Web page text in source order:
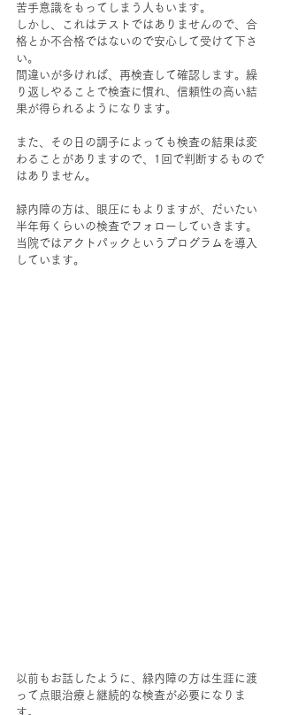
苦手意識をもってしまう人もいます。
しかし、これはテストではありませんので、合
格とか不合格ではないので安心して受けて下さ
い。
間違いが多ければ、再検査して確認します。繰
り返しやることで検査に慣れ、信頼性の高い結
果が得られるようになります。
また、その日の調子によっても検査の結果は変
わることがありますので、1回で判断するもので
はありません。
緑内障の方は、眼圧にもよりますが、だいたい
半年毎くらいの検査でフォローしていきます。
当院ではアクトパックというプログラムを導入
しています。
以前もお話したように、緑内障の方は生涯に渡
って点眼治療と継続的な検査が必要になりま
す。